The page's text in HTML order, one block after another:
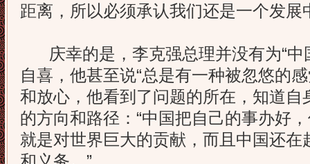
距离，所以必须承认我们还是一个发展
庆幸的是，李克强总理并没有为“中
自喜，他甚至说“总是有一种被忽悠的
和放心，他看到了问题的所在，知道自
的方向和路径：“中国把自己的事办好
就是对世界巨大的贡献，而且中国还